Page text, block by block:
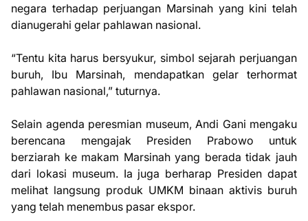
negara terhadap perjuangan Marsinah yang kini telah
dianugerahi gelar pahlawan nasional.
“Tentu kita harus bersyukur, simbol sejarah perjuangan
buruh, Ibu Marsinah, mendapatkan gelar terhormat
pahlawan nasional,” tuturnya.
Selain agenda peresmian museum, Andi Gani mengaku
berencana mengajak Presiden Prabowo untuk
berziarah ke makam Marsinah yang berada tidak jauh
dari lokasi museum. Ia juga berharap Presiden dapat
melihat langsung produk UMKM binaan aktivis buruh
yang telah menembus pasar ekspor.